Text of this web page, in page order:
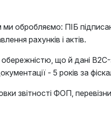
обробляємо: ПІБ
рахунків і актів.
що й дані
- 5 років за
звітності ФОП,